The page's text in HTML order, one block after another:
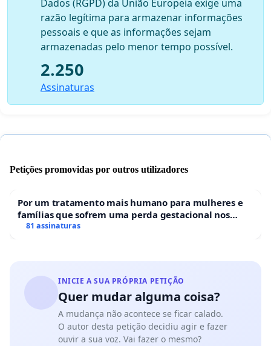
Dados (RGPD) da União Europeia exige uma
razão legítima para armazenar informações
pessoais e que as informações sejam
armazenadas pelo menor tempo possível.
2.250
Assinaturas
Petições promovidas por outros utilizadores
Por um tratamento mais humano para mulheres e
famílias que sofrem uma perda gestacional nos
hospitais portugueses
81 assinaturas
INICIE A SUA PRÓPRIA PETIÇÃO
Quer mudar alguma coisa?
A mudança não acontece se ficar calado.
O autor desta petição decidiu agir e fazer
ouvir a sua voz. Vai fazer o mesmo?